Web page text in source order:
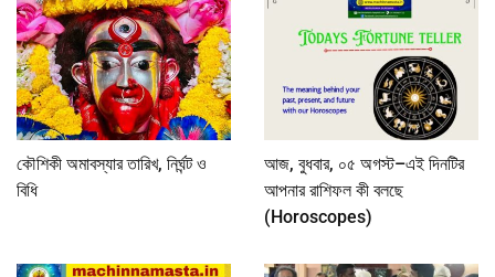
কৌশিকী অমাবস্যার তারিখ, নির্ঘন্ট ও
বিধি
আজ, বুধবার, ০৫ অগস্ট–এই দিনটির
আপনার রাশিফল কী বলছে
(Horoscopes)